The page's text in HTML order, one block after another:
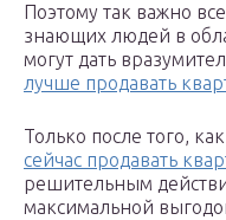
Поэтому так важно
знающих людей в
могут дать
лучше продавать
Только после того,
сейчас продавать
решительным
максимальной